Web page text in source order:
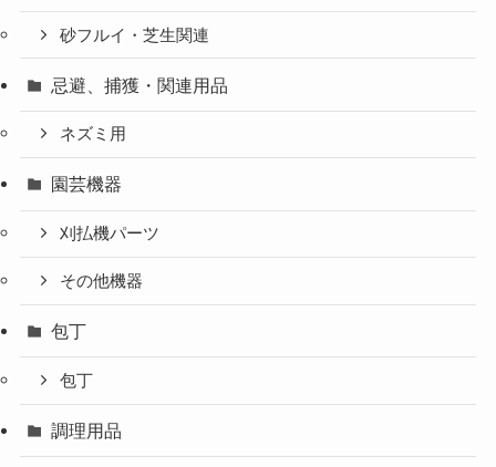
砂フルイ・芝生関連
忌避、捕獲・関連用品
ネズミ用
園芸機器
刈払機パーツ
その他機器
包丁
包丁
調理用品